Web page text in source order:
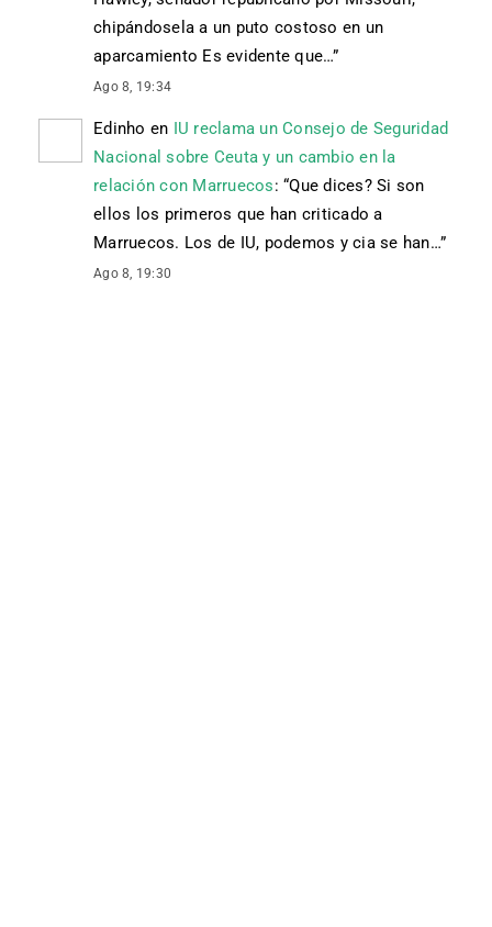
chipándosela a un puto costoso en un
aparcamiento Es evidente que…”
Ago 8, 19:34
Edinho en IU reclama un Consejo de Seguridad
Nacional sobre Ceuta y un cambio en la
relación con Marruecos: “Que dices? Si son
ellos los primeros que han criticado a
Marruecos. Los de IU, podemos y cia se han…”
Ago 8, 19:30